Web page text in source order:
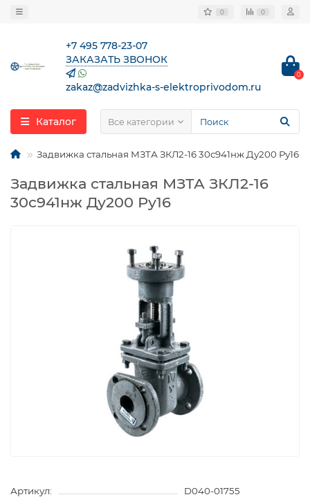
0 0
+7 495 778-23-07
ЗАКАЗАТЬ ЗВОНОК
zakaz@zadvizhka-s-elektroprivodom.ru
0
Каталог Все категории
Задвижка стальная МЗТА ЗКЛ2-16 30с941нж Ду200 Ру16
Задвижка стальная МЗТА ЗКЛ2-16
30с941нж Ду200 Ру16
Артикул:
D040-01755